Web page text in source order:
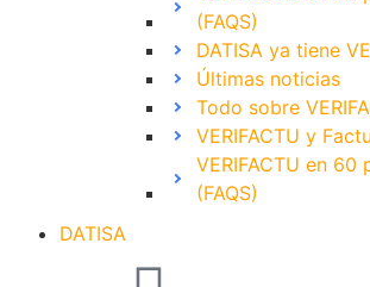
(FAQS)
DATISA ya tiene
Últimas noticias
Todo sobre
VERIFACTU y
VERIFACTU en 60
(FAQS)
DATISA